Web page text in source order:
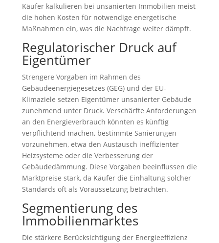
Käufer kalkulieren bei unsanierten Immobilien meist
die hohen Kosten für notwendige energetische
Maßnahmen ein, was die Nachfrage weiter dämpft.
Regulatorischer Druck auf
Eigentümer
Strengere Vorgaben im Rahmen des
Gebäudeenergiegesetzes (GEG) und der EU-
Klimaziele setzen Eigentümer unsanierter Gebäude
zunehmend unter Druck. Verschärfte Anforderungen
an den Energieverbrauch könnten es künftig
verpflichtend machen, bestimmte Sanierungen
vorzunehmen, etwa den Austausch ineffizienter
Heizsysteme oder die Verbesserung der
Gebäudedämmung. Diese Vorgaben beeinflussen die
Marktpreise stark, da Käufer die Einhaltung solcher
Standards oft als Voraussetzung betrachten.
Segmentierung des
Immobilienmarktes
Die stärkere Berücksichtigung der Energieeffizienz